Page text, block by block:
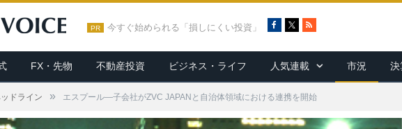
PR 今すぐ始められる「損しにくい投資」
c
e
b
o
k
R
S
FX・先物 不動産投資 ビジネス・ライフ 人気連載 市況 決
ドライン » エスプール—子会社がZVC JAPANと自治体領域における連携を開始